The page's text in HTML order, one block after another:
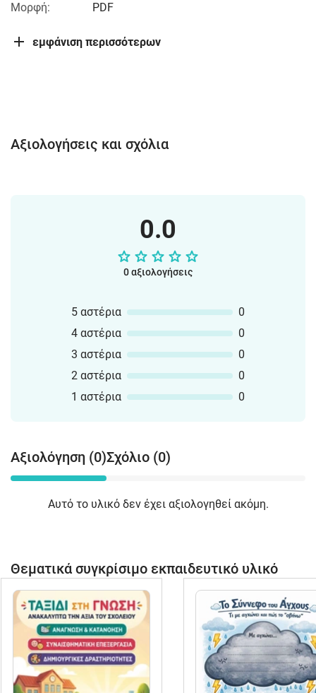
Μορφή:
PDF
εμφάνιση περισσότερων
Αξιολογήσεις και σχόλια
0.0
0 αξιολογήσεις
5 αστέρια
0
4 αστέρια
0
3 αστέρια
0
2 αστέρια
0
1 αστέρια
0
Αξιολόγηση (0)Σχόλιο (0)
Αυτό το υλικό δεν έχει αξιολογηθεί ακόμη.
Θεματικά συγκρίσιμο εκπαιδευτικό υλικό